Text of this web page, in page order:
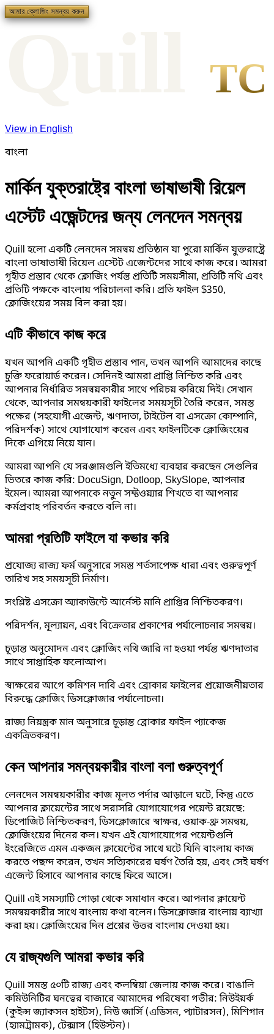
আমার ক্লোজিং সমন্বয় করুন
TC
View in English
বাংলা
মার্কিন যুক্তরাষ্ট্রে বাংলা ভাষাভাষী রিয়েল
এস্টেট এজেন্টদের জন্য লেনদেন সমন্বয়
Quill হলো একটি লেনদেন সমন্বয় প্রতিষ্ঠান যা পুরো মার্কিন যুক্তরাষ্ট্রে
বাংলা ভাষাভাষী রিয়েল এস্টেট এজেন্টদের সাথে কাজ করে। আমরা
গৃহীত প্রস্তাব থেকে ক্লোজিং পর্যন্ত প্রতিটি সময়সীমা, প্রতিটি নথি এবং
প্রতিটি পক্ষকে বাংলায় পরিচালনা করি। প্রতি ফাইল $350,
ক্লোজিংয়ের সময় বিল করা হয়।
এটি কীভাবে কাজ করে
যখন আপনি একটি গৃহীত প্রস্তাব পান, তখন আপনি আমাদের কাছে
চুক্তি ফরোয়ার্ড করেন। সেদিনই আমরা প্রাপ্তি নিশ্চিত করি এবং
আপনার নির্ধারিত সমন্বয়কারীর সাথে পরিচয় করিয়ে দিই। সেখান
থেকে, আপনার সমন্বয়কারী ফাইলের সময়সূচী তৈরি করেন, সমস্ত
পক্ষের (সহযোগী এজেন্ট, ঋণদাতা, টাইটেল বা এসক্রো কোম্পানি,
পরিদর্শক) সাথে যোগাযোগ করেন এবং ফাইলটিকে ক্লোজিংয়ের
দিকে এগিয়ে নিয়ে যান।
আমরা আপনি যে সরঞ্জামগুলি ইতিমধ্যে ব্যবহার করছেন সেগুলির
ভিতরে কাজ করি: DocuSign, Dotloop, SkySlope, আপনার
ইমেল। আমরা আপনাকে নতুন সফ্টওয়্যার শিখতে বা আপনার
কর্মপ্রবাহ পরিবর্তন করতে বলি না।
আমরা প্রতিটি ফাইলে যা কভার করি
প্রযোজ্য রাজ্য ফর্ম অনুসারে সমস্ত শর্তসাপেক্ষ ধারা এবং গুরুত্বপূর্ণ
তারিখ সহ সময়সূচী নির্মাণ।
সংশ্লিষ্ট এসক্রো অ্যাকাউন্টে আর্নেস্ট মানি প্রাপ্তির নিশ্চিতকরণ।
পরিদর্শন, মূল্যায়ন, এবং বিক্রেতার প্রকাশের পর্যালোচনার সমন্বয়।
চূড়ান্ত অনুমোদন এবং ক্লোজিং নথি জারি না হওয়া পর্যন্ত ঋণদাতার
সাথে সাপ্তাহিক ফলোআপ।
স্বাক্ষরের আগে কমিশন দাবি এবং ব্রোকার ফাইলের প্রয়োজনীয়তার
বিরুদ্ধে ক্লোজিং ডিসক্লোজার পর্যালোচনা।
রাজ্য নিয়ন্ত্রক মান অনুসারে চূড়ান্ত ব্রোকার ফাইল প্যাকেজ
একত্রিতকরণ।
কেন আপনার সমন্বয়কারীর বাংলা বলা গুরুত্বপূর্ণ
লেনদেন সমন্বয়কারীর কাজ মূলত পর্দার আড়ালে ঘটে, কিন্তু এতে
আপনার ক্লায়েন্টের সাথে সরাসরি যোগাযোগের পয়েন্ট রয়েছে:
ডিপোজিট নিশ্চিতকরণ, ডিসক্লোজারে স্বাক্ষর, ওয়াক-থ্রু সমন্বয়,
ক্লোজিংয়ের দিনের কল। যখন এই যোগাযোগের পয়েন্টগুলি
ইংরেজিতে এমন একজন ক্লায়েন্টের সাথে ঘটে যিনি বাংলায় কাজ
করতে পছন্দ করেন, তখন সত্যিকারের ঘর্ষণ তৈরি হয়, এবং সেই ঘর্ষণ
এজেন্ট হিসাবে আপনার কাছে ফিরে আসে।
Quill এই সমস্যাটি গোড়া থেকে সমাধান করে। আপনার ক্লায়েন্ট
সমন্বয়কারীর সাথে বাংলায় কথা বলেন। ডিসক্লোজার বাংলায় ব্যাখ্যা
করা হয়। ক্লোজিংয়ের দিন প্রশ্নের উত্তর বাংলায় দেওয়া হয়।
যে রাজ্যগুলি আমরা কভার করি
Quill সমস্ত ৫০টি রাজ্য এবং কলম্বিয়া জেলায় কাজ করে। বাঙালি
কমিউনিটির ঘনত্বের বাজারে আমাদের পরিষেবা গভীর: নিউইয়র্ক
(কুইন্স জ্যাকসন হাইটস), নিউ জার্সি (এডিসন, প্যাটারসন), মিশিগান
(হ্যামট্রামক), টেক্সাস (হিউস্টন)।